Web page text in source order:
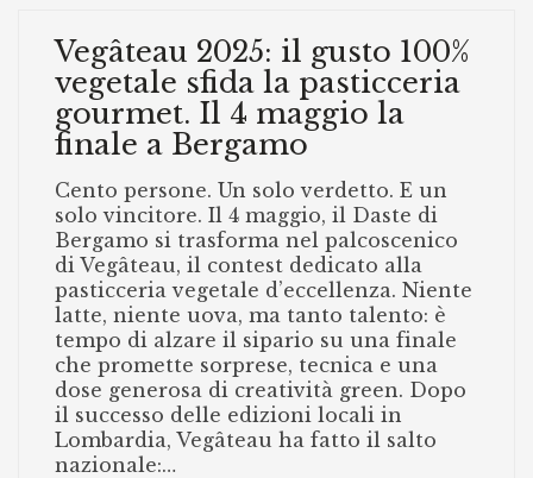
Vegâteau 2025: il gusto 100%
vegetale sfida la pasticceria
gourmet. Il 4 maggio la
finale a Bergamo
Cento persone. Un solo verdetto. E un
solo vincitore. Il 4 maggio, il Daste di
Bergamo si trasforma nel palcoscenico
di Vegâteau, il contest dedicato alla
pasticceria vegetale d’eccellenza. Niente
latte, niente uova, ma tanto talento: è
tempo di alzare il sipario su una finale
che promette sorprese, tecnica e una
dose generosa di creatività green. Dopo
il successo delle edizioni locali in
Lombardia, Vegâteau ha fatto il salto
nazionale:…